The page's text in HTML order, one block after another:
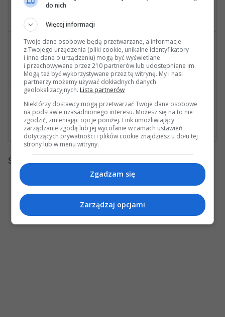
Pompka foteli podłączenie
wysłana przez slawqo 2 45832
Ostatnia wiadomość: 06 Marca 2020, 12:54 28s wysłana przez boles
Zawieszenie silnika Mercedes E350 CDI 3.0 V6 212.025 OM 642.850
Strony:
do nich
Więcej informacji
Twoje dane osobowe będą przetwarzane, a informacje
z Twojego urządzenia (pliki cookie, unikalne identyfikatory
i inne dane o urządzeniu) mogą być wyświetlane
i przechowywane przez 210 partnerów lub udostępniane im.
Mogą też być wykorzystywane przez tę witrynę. My i nasi
partnerzy możemy używać dokładnych danych
geolokalizacyjnych. Lista partnerów
Niektórzy dostawcy mogą przetwarzać Twoje dane osobowe
na podstawie uzasadnionego interesu. Możesz się na to nie
zgodzić, zmieniając opcje poniżej. Link umożliwiający
zarządzanie zgodą lub jej wycofanie w ramach ustawień
dotyczących prywatności i plików cookie znajdziesz u dołu tej
strony lub w menu witryny.
Zgadzam się
Zarządzaj opcjami